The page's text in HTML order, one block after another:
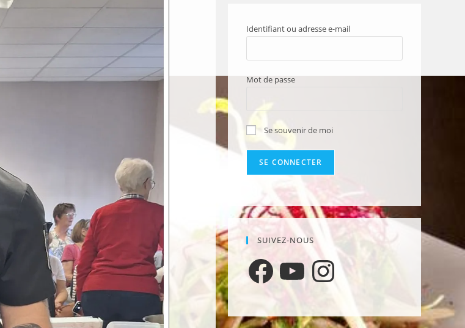
Identifiant ou adresse e-mail
Mot de passe
Se souvenir de moi
SUIVEZ-NOUS
FacebookYouTubeInstagram